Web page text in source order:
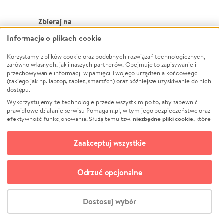
Stwórz zbiórkę - za darmo
Zbieraj na
Leczenie
Zwierzęta
Pożar
Ukraina
Pomoc Finansowa
Projekty
Pogrzeb
Społeczność lokalna
Kultura
Powódź
Wichura
NGO
Edukacja
Podróż
Impreza
Ochrona środowiska
Biznes
© CROWDING SP. Z O.O.
Informacje o plikach cookie
Korzystamy z plików cookie oraz podobnych rozwiązań technologicznych,
zarówno własnych, jak i naszych partnerów. Obejmuje to zapisywanie i
przechowywanie informacji w pamięci Twojego urządzenia końcowego
(takiego jak np. laptop, tablet, smartfon) oraz późniejsze uzyskiwanie do nich
dostępu.
Wykorzystujemy te technologie przede wszystkim po to, aby zapewnić
prawidłowe działanie serwisu Pomagam.pl, w tym jego bezpieczeństwo oraz
efektywność funkcjonowania. Służą temu tzw.niezbędne pliki cookie, które
opcjonalnych plików cookie
technologii do celów analitycznych i retargetingowych. Możesz wyrazić
zgodę na ich stosowanie lub jej odmówić. W dowolnym momencie masz
możliwość zmiany swoich preferencji na stronie „Zarządzaj zgodami cookie”,
do której link znajdziesz w stopce serwisu Pomagam.pl. Opcjonalne pliki
cookie wykorzystywane są w następujących celach:
działanie serwisu Pomagam.pl. Dzięki nim możemy zrozumieć, jak
użytkownicy korzystają z naszego serwisu – skąd trafiają do serwisu, jak
Dostosuj wybór
Odrzuć opcjonalne
Zaakceptuj wszystkie